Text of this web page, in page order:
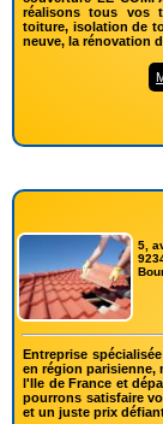
réalisons tous vos
toiture, isolation de
neuve, la rénovation
5,
Entreprise
en région parisienne,
l'Ile de France et
pourrons satisfaire
et un juste prix